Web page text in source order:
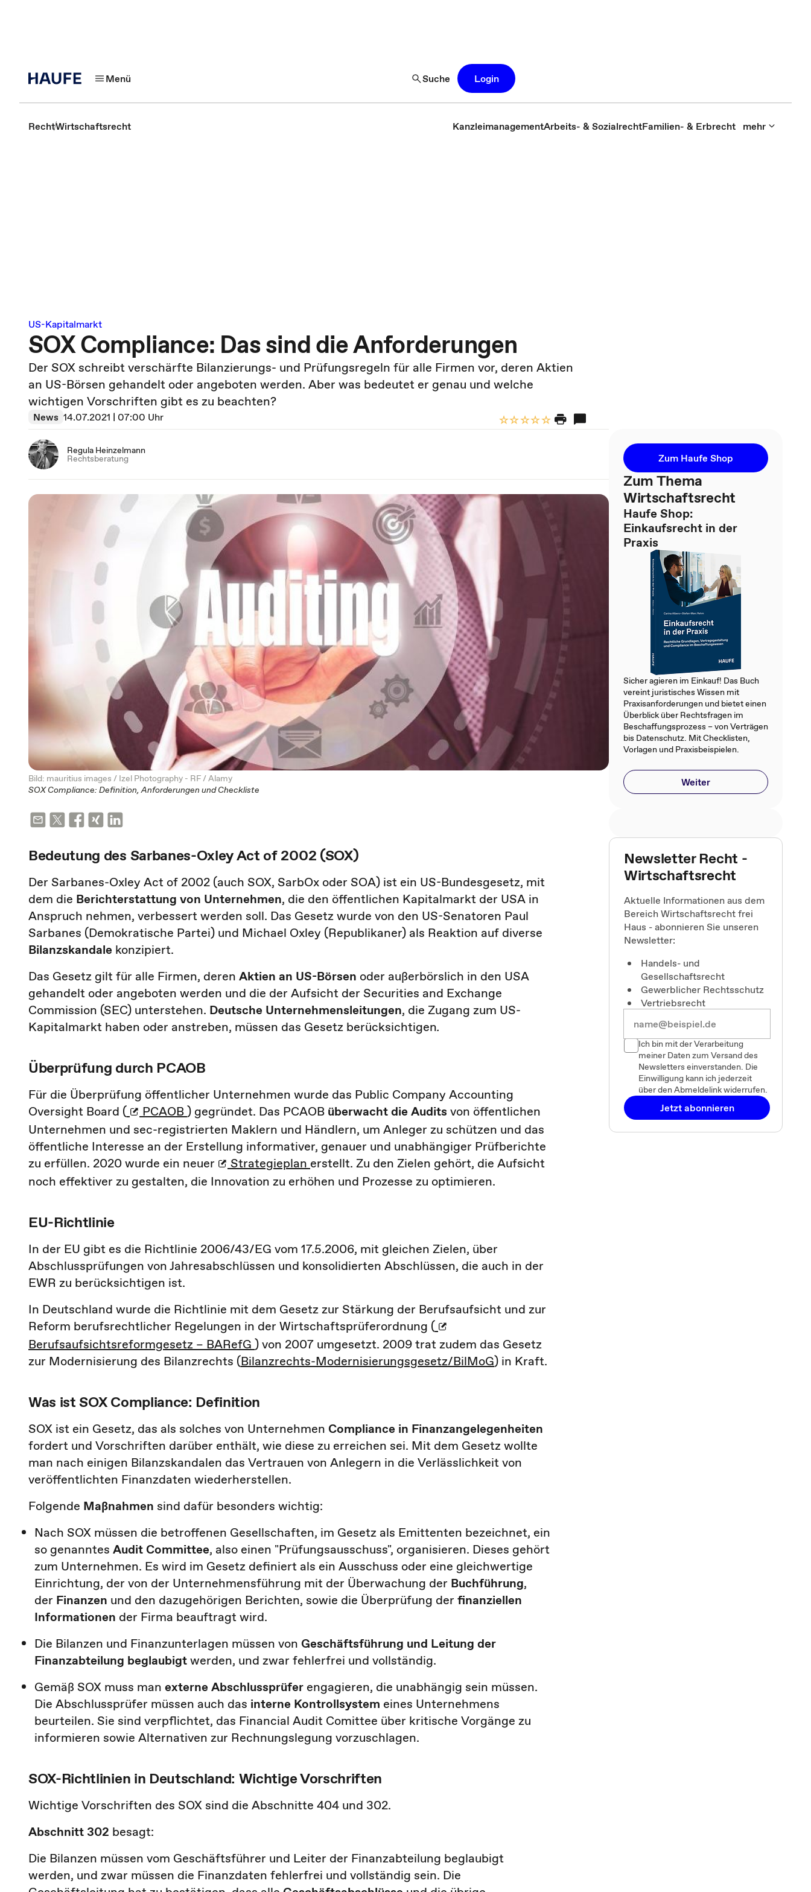
Menü Suche Login
RechtWirtschaftsrecht KanzleimanagementArbeits- & SozialrechtFamilien- & Erbrecht mehr
US-Kapitalmarkt
SOX Compliance: Das sind die Anforderungen
Der SOX schreibt verschärfte Bilanzierungs- und Prüfungsregeln für alle Firmen vor, deren Aktien
an US-Börsen gehandelt oder angeboten werden. Aber was bedeutet er genau und welche
wichtigen Vorschriften gibt es zu beachten?
News 14.07.2021 | 07:00 Uhr
Regula Heinzelmann
Rechtsberatung
Bild: mauritius images / Izel Photography - RF / Alamy
SOX Compliance: Definition, Anforderungen und Checkliste
Bedeutung des Sarbanes-Oxley Act of 2002 (SOX)
Der Sarbanes-Oxley Act of 2002 (auch SOX, SarbOx oder SOA) ist ein US-Bundesgesetz, mit
dem die Berichterstattung von Unternehmen, die den öffentlichen Kapitalmarkt der USA in
Anspruch nehmen, verbessert werden soll. Das Gesetz wurde von den US-Senatoren Paul
Sarbanes (Demokratische Partei) und Michael Oxley (Republikaner) als Reaktion auf diverse
Bilanzskandale konzipiert.
Das Gesetz gilt für alle Firmen, deren Aktien an US-Börsen oder außerbörslich in den USA
gehandelt oder angeboten werden und die der Aufsicht der Securities and Exchange
Commission (SEC) unterstehen. Deutsche Unternehmensleitungen, die Zugang zum US-
Kapitalmarkt haben oder anstreben, müssen das Gesetz berücksichtigen.
Überprüfung durch PCAOB
Für die Überprüfung öffentlicher Unternehmen wurde das Public Company Accounting
Oversight Board (
PCAOB) gegründet. Das PCAOB überwacht die Audits von öffentlichen
Unternehmen und sec-registrierten Maklern und Händlern, um Anleger zu schützen und das
öffentliche Interesse an der Erstellung informativer, genauer und unabhängiger Prüfberichte
zu erfüllen. 2020 wurde ein neuer
Strategieplan erstellt. Zu den Zielen gehört, die Aufsicht
noch effektiver zu gestalten, die Innovation zu erhöhen und Prozesse zu optimieren.
EU-Richtlinie
In der EU gibt es die Richtlinie 2006/43/EG vom 17.5.2006, mit gleichen Zielen, über
Abschlussprüfungen von Jahresabschlüssen und konsolidierten Abschlüssen, die auch in der
EWR zu berücksichtigen ist.
In Deutschland wurde die Richtlinie mit dem Gesetz zur Stärkung der Berufsaufsicht und zur
Reform berufsrechtlicher Regelungen in der Wirtschaftsprüferordnung (
Berufsaufsichtsreformgesetz – BARefG ) von 2007 umgesetzt. 2009 trat zudem das Gesetz
zur Modernisierung des Bilanzrechts (Bilanzrechts-Modernisierungsgesetz/BilMoG) in Kraft.
Was ist SOX Compliance: Definition
SOX ist ein Gesetz, das als solches von Unternehmen Compliance in Finanzangelegenheiten
fordert und Vorschriften darüber enthält, wie diese zu erreichen sei. Mit dem Gesetz wollte
man nach einigen Bilanzskandalen das Vertrauen von Anlegern in die Verlässlichkeit von
veröffentlichten Finanzdaten wiederherstellen.
Folgende Maßnahmen sind dafür besonders wichtig:
Nach SOX müssen die betroffenen Gesellschaften, im Gesetz als Emittenten bezeichnet, ein
so genanntes Audit Committee, also einen "Prüfungsausschuss", organisieren. Dieses gehört
zum Unternehmen. Es wird im Gesetz definiert als ein Ausschuss oder eine gleichwertige
Einrichtung, der von der Unternehmensführung mit der Überwachung der Buchführung,
der Finanzen und den dazugehörigen Berichten, sowie die Überprüfung der finanziellen
Informationen der Firma beauftragt wird.
Die Bilanzen und Finanzunterlagen müssen von Geschäftsführung und Leitung der
Finanzabteilung beglaubigtwerden, und zwar fehlerfrei und vollständig.
Gemäß SOX muss man externe Abschlussprüfer engagieren, die unabhängig sein müssen.
Die Abschlussprüfer müssen auch das interne Kontrollsystem eines Unternehmens
beurteilen. Sie sind verpflichtet, das Financial Audit Comittee über kritische Vorgänge zu
informieren sowie Alternativen zur Rechnungslegung vorzuschlagen.
SOX-Richtlinien in Deutschland: Wichtige Vorschriften
Wichtige Vorschriften des SOX sind die Abschnitte 404 und 302.
Abschnitt 302 besagt:
Die Bilanzen müssen vom Geschäftsführer und Leiter der Finanzabteilung beglaubigt
werden, und zwar müssen die Finanzdaten fehlerfrei und vollständig sein. Die
Zum Haufe Shop
Zum Thema
Wirtschaftsrecht
Haufe Shop:
Einkaufsrecht in der
Praxis
Sicher agieren im Einkauf! Das Buch
vereint juristisches Wissen mit
Praxisanforderungen und bietet einen
Überblick über Rechtsfragen im
Beschaffungsprozess – von Verträgen
bis Datenschutz. Mit Checklisten,
Vorlagen und Praxisbeispielen.
Weiter
Newsletter Recht -
Wirtschaftsrecht
Aktuelle Informationen aus dem
Bereich Wirtschaftsrecht frei
Haus - abonnieren Sie unseren
Newsletter:
Handels- und
Gesellschaftsrecht
Gewerblicher Rechtsschutz
Vertriebsrecht
Ich bin mit der Verarbeitung
meiner Daten zum Versand des
Newsletters einverstanden. Die
Einwilligung kann ich jederzeit
über den Abmeldelink widerrufen.
Jetzt abonnieren